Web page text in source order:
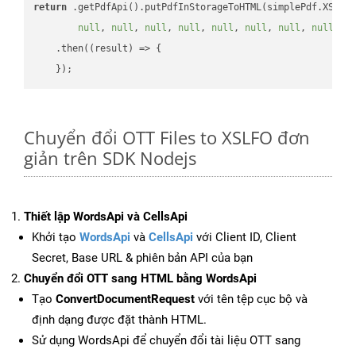
return
null , null , null , null , null , null , null , null
    .then(
( result ) => {
Chuyển đổi OTT Files to XSLFO đơn
giản trên SDK Nodejs
Thiết lập WordsApi và CellsApi
Khởi tạo WordsApi và CellsApi với Client ID, Client
Secret, Base URL & phiên bản API của bạn
Chuyển đổi OTT sang HTML bằng WordsApi
Tạo ConvertDocumentRequest với tên tệp cục bộ và
định dạng được đặt thành HTML.
Sử dụng WordsApi để chuyển đổi tài liệu OTT sang